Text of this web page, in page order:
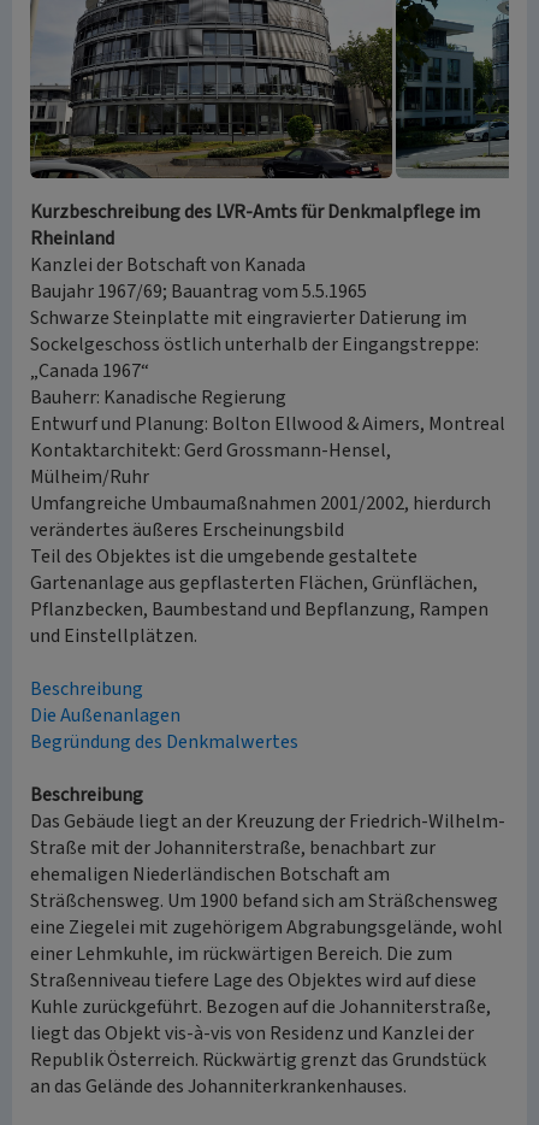
Kurzbeschreibung des LVR-Amts für Denkmalpflege im
Rheinland
Kanzlei der Botschaft von Kanada
Baujahr 1967/69; Bauantrag vom 5.5.1965
Schwarze Steinplatte mit eingravierter Datierung im
Sockelgeschoss östlich unterhalb der Eingangstreppe:
„Canada 1967“
Bauherr: Kanadische Regierung
Entwurf und Planung: Bolton Ellwood & Aimers, Montreal
Kontaktarchitekt: Gerd Grossmann-Hensel,
Mülheim/Ruhr
Umfangreiche Umbaumaßnahmen 2001/2002, hierdurch
verändertes äußeres Erscheinungsbild
Teil des Objektes ist die umgebende gestaltete
Gartenanlage aus gepflasterten Flächen, Grünflächen,
Pflanzbecken, Baumbestand und Bepflanzung, Rampen
und Einstellplätzen.
Beschreibung
Die Außenanlagen
Begründung des Denkmalwertes
Beschreibung
Das Gebäude liegt an der Kreuzung der Friedrich-Wilhelm-
Straße mit der Johanniterstraße, benachbart zur
ehemaligen Niederländischen Botschaft am
Sträßchensweg. Um 1900 befand sich am Sträßchensweg
eine Ziegelei mit zugehörigem Abgrabungsgelände, wohl
einer Lehmkuhle, im rückwärtigen Bereich. Die zum
Straßenniveau tiefere Lage des Objektes wird auf diese
Kuhle zurückgeführt. Bezogen auf die Johanniterstraße,
liegt das Objekt vis-à-vis von Residenz und Kanzlei der
Republik Österreich. Rückwärtig grenzt das Grundstück
an das Gelände des Johanniterkrankenhauses.